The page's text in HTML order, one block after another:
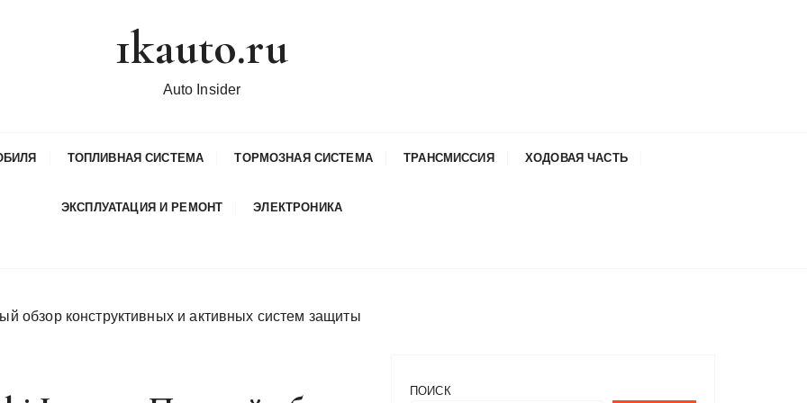
1kauto.ru
Auto Insider
ТОПЛИВНАЯ СИСТЕМА ТОРМОЗНАЯ СИСТЕМА ТРАНСМИССИЯ ХОДОВАЯ ЧАСТЬ
ЭКСПЛУАТАЦИЯ И РЕМОНТ ЭЛЕКТРОНИКА
обзор конструктивных и активных систем защиты
ПОИСК